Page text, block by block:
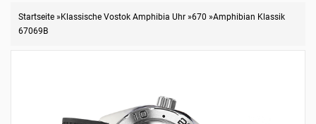
Startseite » Klassische Vostok Amphibia Uhr »670 »Amphibian Klassik
67069B